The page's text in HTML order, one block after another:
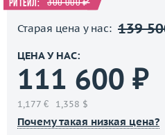
Ритейл: 300 000 ₽
Старая цена у нас: 139
ЦЕНА У НАС:
111 600 ₽
1,177 € 1,358 $
Почему такая низкая цена?